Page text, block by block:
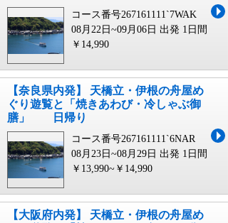
コース番号267161111`7WAK
08月22日~09月06日 出発 1日間
￥14,990
【奈良県内発】 天橋立・伊根の舟屋め
ぐり遊覧と「焼きあわび・冷しゃぶ御
膳」 日帰り
コース番号267161111`6NAR
08月23日~08月29日 出発 1日間
￥13,990~￥14,990
【大阪府内発】 天橋立・伊根の舟屋め